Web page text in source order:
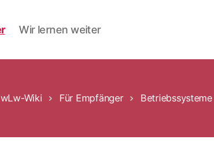
Wir lernen weiter
wLw-Wiki Für Empfänger Betriebssysteme